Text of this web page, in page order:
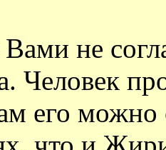
не
Человек
его можно